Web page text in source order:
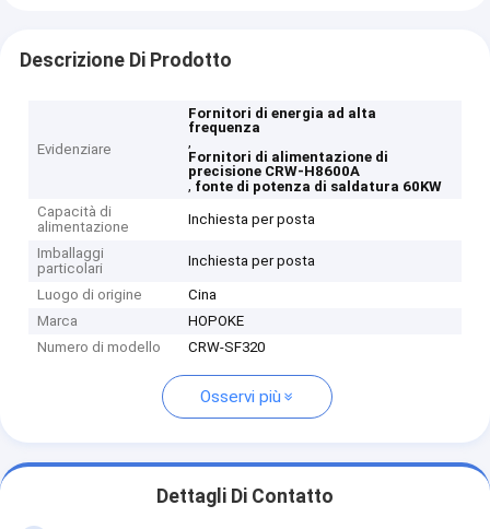
Descrizione Di Prodotto
Evidenziare
Fornitori di energia ad alta
frequenza
,
Fornitori di alimentazione di
precisione CRW-H8600A
, fonte di potenza di saldatura 60KW
Capacità di
alimentazione
Inchiesta per posta
Imballaggi
particolari
Inchiesta per posta
Luogo di origine
Cina
Marca
HOPOKE
Numero di modello
CRW-SF320
Osservi più
Dettagli Di Contatto